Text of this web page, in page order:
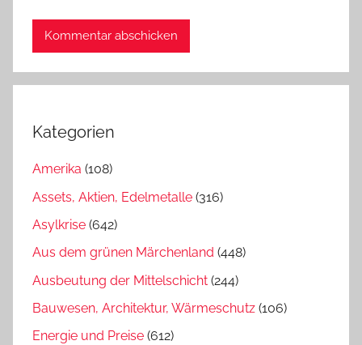
Kategorien
Amerika (108)
Assets, Aktien, Edelmetalle (316)
Asylkrise (642)
Aus dem grünen Märchenland (448)
Ausbeutung der Mittelschicht (244)
Bauwesen, Architektur, Wärmeschutz (106)
Energie und Preise (612)